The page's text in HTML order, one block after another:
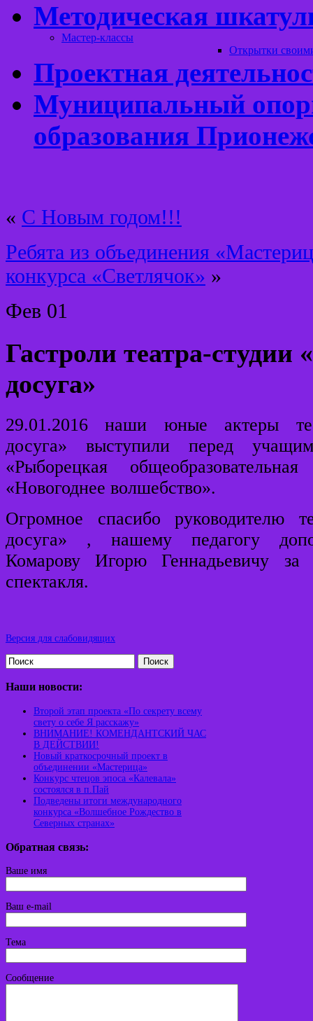
Методическая
Мастер-классы
Открытки
Проектная
Муниципальный
образования
« С Новым годом!!!
Ребята из объединения
конкурса «Светлячок» »
Фев 01
Гастроли театра-студии
досуга»
29.01.2016 наши юные актеры
досуга» выступили перед
«Рыборецкая
«Новогоднее волшебство».
Огромное спасибо руководителю
досуга» , нашему педагогу
Комарову Игорю Геннадьевичу за
спектакля.
Версия для слабовидящих
Поиск
Наши новости:
Второй этап проекта «По секрету всему
свету о себе Я расскажу»
ВНИМАНИЕ! КОМЕНДАНТСКИЙ ЧАС
В ДЕЙСТВИИ!
Новый краткосрочный проект в
объединении «Мастерица»
Конкурс чтецов эпоса «Калевала»
состоялся в п.Пай
Подведены итоги международного
конкурса «Волшебное Рождество в
Северных странах»
Обратная связь:
Ваше имя
Ваш e-mail
Тема
Сообщение